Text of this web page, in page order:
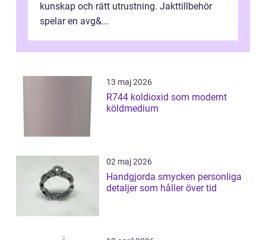
kunskap och rätt utrustning. Jakttillbehör
spelar en avg&...
13 maj 2026
R744 koldioxid som modernt
köldmedium
02 maj 2026
Handgjorda smycken personliga
detaljer som håller över tid